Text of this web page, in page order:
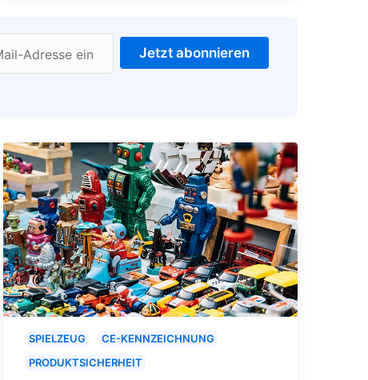
Adresse ein Jetzt abonnieren
SPIELZEUG
CE-KENNZEICHNUNG
PRODUKTSICHERHEIT